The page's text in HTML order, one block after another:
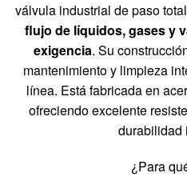
válvula industrial de paso
flujo de líquidos, gases y
exigencia. Su
mantenimiento y limpieza
línea. Está fabricada en
ofreciendo excelente
durabilidad
¿Para